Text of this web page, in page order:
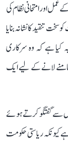
اور امتحانی نظام کی
تنقید کا نشانہ بنایا
ہے کہ وہ سرکاری
لانے کے لیے ایک
سے گفتگو کرتے ہوئے
کیونکہ ریاستی حکومت